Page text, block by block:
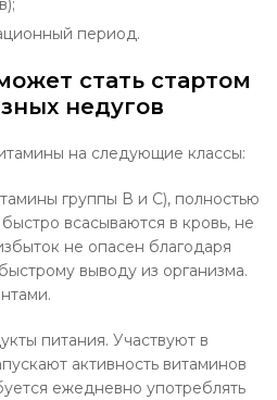
период.
стать стартом
недугов
на следующие классы:
группы В и С), полностью
всасываются в кровь, не
не опасен благодаря
выводу из организма.
питания. Участвуют в
активность витаминов
ежедневно употреблять